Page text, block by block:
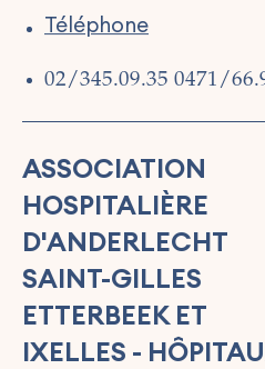
Téléphone
02/345.09.35 0471/
ASSOCIATION
HOSPITALIÈRE
D'ANDERLECHT
SAINT-GILLES
ETTERBEEK ET
IXELLES -